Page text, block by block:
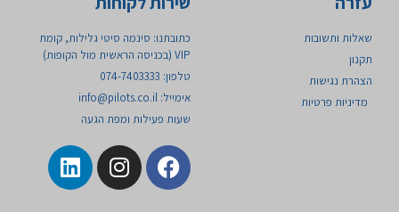
שאלות ותשובות
תקנון
הצהרת נגישות
מדיניות פרטיות
כתובתנו: סינמה סיטי גלילות, קומת
VIP (בכניסה הראשית מול הקופות)
טלפון: 074-7403333
אימייל: info@pilots.co.il
שעות פעילות ומפת הגעה